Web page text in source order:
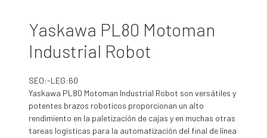
Yaskawa PL80 Motoman
Industrial Robot
SEO:-LEG:60
Yaskawa PL80 Motoman Industrial Robot son versátiles y
potentes brazos roboticos proporcionan un alto
rendimiento en la paletización de cajas y en muchas otras
tareas logísticas para la automatización del final de línea